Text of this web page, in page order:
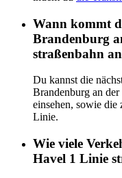
Wann kommt
Brandenburg
straßenbahn
Du kannst die
Brandenburg an
einsehen, sowie
Linie.
Wie viele
Havel 1 Linie